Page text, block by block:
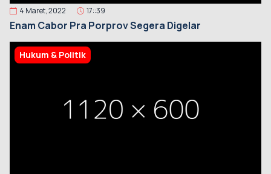
4 Maret, 2022 17::39
Enam Cabor Pra Porprov Segera Digelar
Hukum & Politik